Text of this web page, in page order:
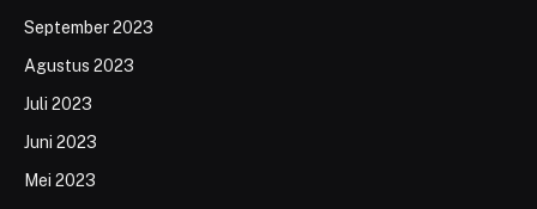
September 2023
Agustus 2023
Juli 2023
Juni 2023
Mei 2023